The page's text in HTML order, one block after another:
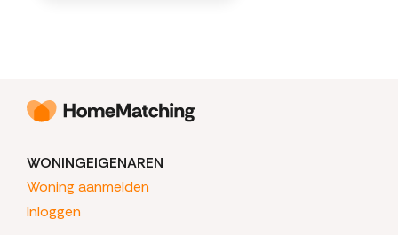
WONINGEIGENAREN
Woning aanmelden
Inloggen